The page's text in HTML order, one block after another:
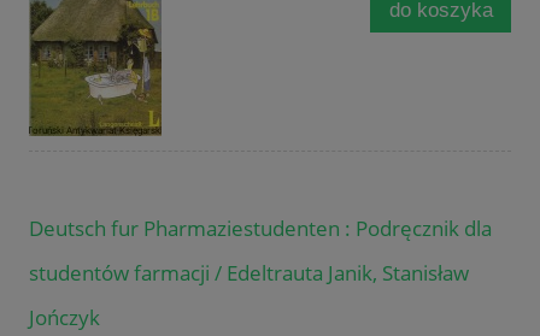
do koszyka
Deutsch fur Pharmaziestudenten : Podręcznik dla
studentów farmacji / Edeltrauta Janik, Stanisław
Jończyk